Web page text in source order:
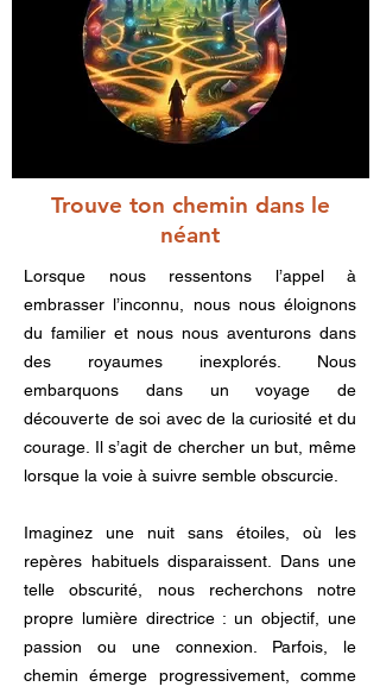
Trouve ton chemin dans le
néant
Lorsque nous ressentons l’appel à
embrasser l’inconnu, nous nous éloignons
du familier et nous nous aventurons dans
des royaumes inexplorés. Nous
embarquons dans un voyage de
découverte de soi avec de la curiosité et du
courage. Il s’agit de chercher un but, même
lorsque la voie à suivre semble obscurcie.
Imaginez une nuit sans étoiles, où les
repères habituels disparaissent. Dans une
telle obscurité, nous recherchons notre
propre lumière directrice : un objectif, une
passion ou une connexion. Parfois, le
chemin émerge progressivement, comme